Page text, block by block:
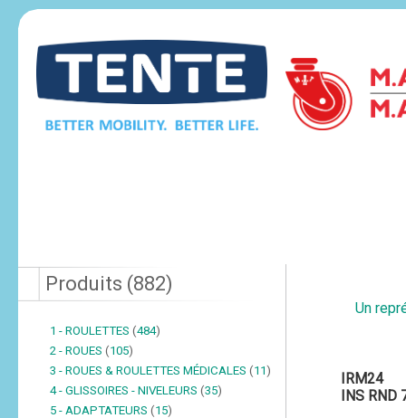
Produits (882)
1 - ROULETTES (484)
2 - ROUES (105)
3 - ROUES & ROULETTES MÉDICALES (11)
4 - GLISSOIRES - NIVELEURS (35)
5 - ADAPTATEURS (15)
Un
IRM24
INS RND